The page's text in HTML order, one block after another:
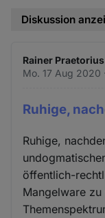
Diskussion
Rainer
Mo. 17 Aug 2020
Ruhige,
Ruhige,
öffentlich-
Mangelware